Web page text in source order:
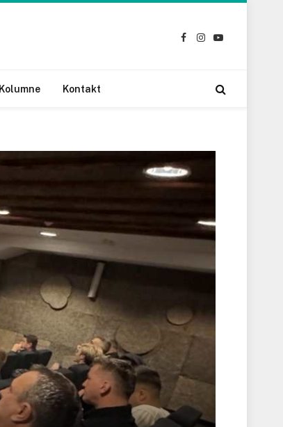
Facebook
Instagram
YouTube
Kolumne Kontakt